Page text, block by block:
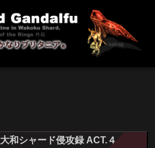
大和シャード侵攻録 ACT.４